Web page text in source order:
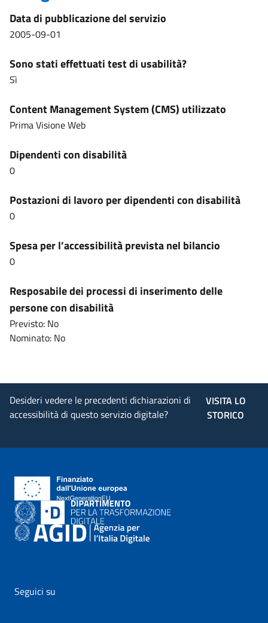
Data di pubblicazione del servizio
2005-09-01
Sono stati effettuati test di usabilità?
Sì
Content Management System (CMS) utilizzato
Prima Visione Web
Dipendenti con disabilità
0
Postazioni di lavoro per dipendenti con disabilità
0
Spesa per l’accessibilità prevista nel bilancio
0
Resposabile dei processi di inserimento delle
persone con disabilità
Previsto: No
Nominato: No
Desideri vedere le precedenti dichiarazioni di
accessibilità di questo servizio digitale?
VISITA LO
STORICO
Seguici su